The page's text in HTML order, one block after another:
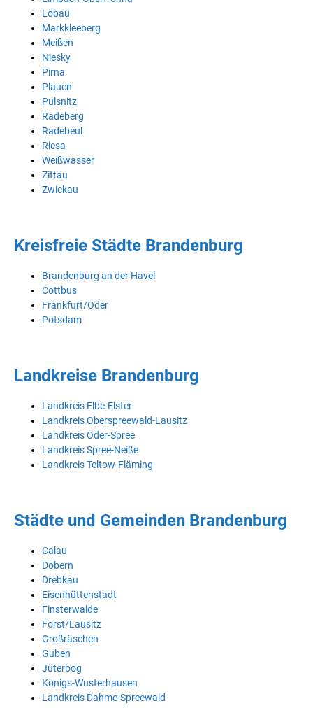
Löbau
Markkleeberg
Meißen
Niesky
Pirna
Plauen
Pulsnitz
Radeberg
Radebeul
Riesa
Weißwasser
Zittau
Zwickau
Kreisfreie Städte Brandenburg
Brandenburg an der Havel
Cottbus
Frankfurt/Oder
Potsdam
Landkreise Brandenburg
Landkreis Elbe-Elster
Landkreis Oberspreewald-Lausitz
Landkreis Oder-Spree
Landkreis Spree-Neiße
Landkreis Teltow-Fläming
Städte und Gemeinden Brandenburg
Calau
Döbern
Drebkau
Eisenhüttenstadt
Finsterwalde
Forst/Lausitz
Großräschen
Guben
Jüterbog
Königs-Wusterhausen
Landkreis Dahme-Spreewald